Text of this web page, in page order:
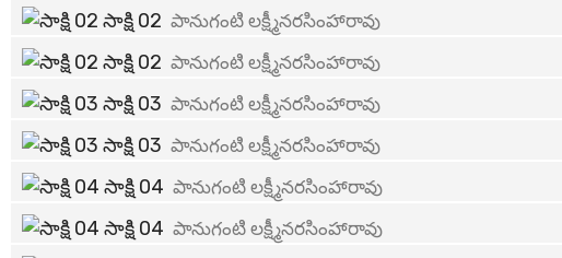
సాక్షి 02 పానుగంటి లక్ష్మీనరసింహారావు
సాక్షి 02 పానుగంటి లక్ష్మీనరసింహారావు
సాక్షి 03 పానుగంటి లక్ష్మీనరసింహారావు
సాక్షి 03 పానుగంటి లక్ష్మీనరసింహారావు
సాక్షి 04 పానుగంటి లక్ష్మీనరసింహారావు
సాక్షి 04 పానుగంటి లక్ష్మీనరసింహారావు